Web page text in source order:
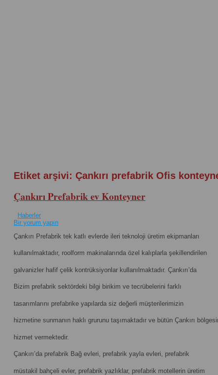
Etiket arşivi: Çankırı prefabrik Ofis
Çankırı Prefabrik ev Konteyner
Haberler
Bir yorum yapın
Çankırı Prefabrik tek katlı evlerde ileri teknoloji üretim ekipmanları
kullanılmaktadır, roolform makinalarında özel kalıplarla şekillendirilen
galvanizler hafif çelik kontrüksiyonlar kullanılmaktadır. Çankırı’da
Bizim prefabrik sektördeki bilgi birikim ve tecrübelerini farklı
tasarımlarını prefabrike yapılarda siz değerli müşterilerimizin
hizmetine sunmanın haklı grurunu taşımaktadır ve bütün Çankırı
hizmet vermektedir.
Çankırı’da prefabrik Bağ evleri, prefabrik yayla evleri, prefabrik
müstakil bahçeli evler, prefabrik yazlıklar, prefabrik motellerin üretim